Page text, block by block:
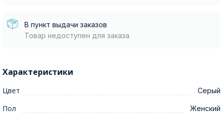
В пункт выдачи заказов
Товар недоступен для заказа
Характеристики
Цвет Серый
Пол Женский